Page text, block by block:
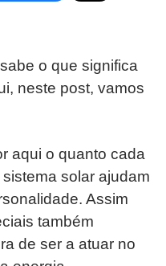
o que significa
neste post, vamos
aqui o quanto cada
solar ajudam
Assim
também
de ser a atuar no